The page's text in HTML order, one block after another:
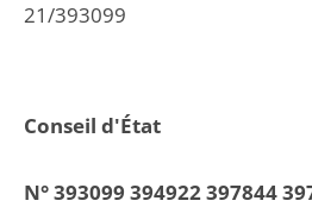
Conseil d'État
N° 393099 394922 397844
21/393099